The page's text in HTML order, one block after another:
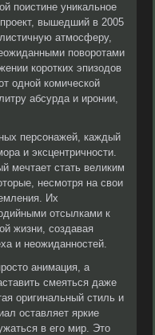
поистине уникальное
вышедший в 2005
атмосферу,
поворотами
коротких эпизодов
одной комической
абсурда и иронии,
персонажей, каждый
и эксцентричности.
мечтает стать великим
несмотря на свои
Их
отсылками к
жизни, создавая
и неожиданностей.
анимация, а
смеяться даже
оригинальный стиль и
оставляет яркие
в его мир. Это